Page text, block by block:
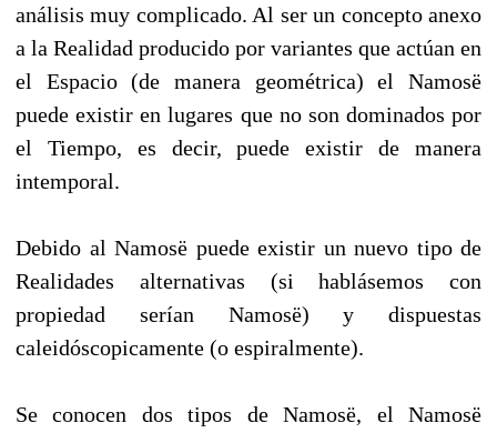
análisis muy complicado. Al ser un concepto anexo
a la Realidad producido por variantes que actúan en
el Espacio (de manera geométrica) el Namosë
puede existir en lugares que no son dominados por
el Tiempo, es decir, puede existir de manera
intemporal.
Debido al Namosë puede existir un nuevo tipo de
Realidades alternativas (si hablásemos con
propiedad serían Namosë) y dispuestas
caleidóscopicamente (o espiralmente).
Se conocen dos tipos de Namosë, el Namosë